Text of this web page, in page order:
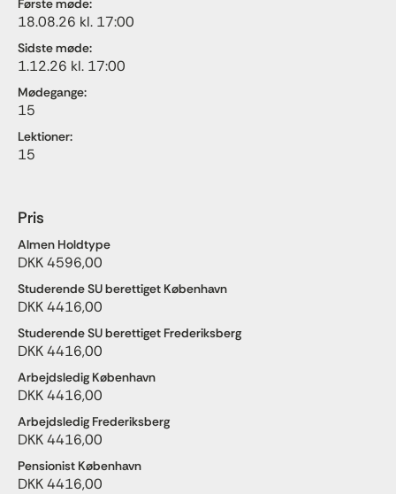
Første møde:
18.08.26 kl. 17:00
Sidste møde:
1.12.26 kl. 17:00
Mødegange:
15
Lektioner:
15
Pris
Almen Holdtype
DKK 4596,00
Studerende SU berettiget København
DKK 4416,00
Studerende SU berettiget Frederiksberg
DKK 4416,00
Arbejdsledig København
DKK 4416,00
Arbejdsledig Frederiksberg
DKK 4416,00
Pensionist København
DKK 4416,00